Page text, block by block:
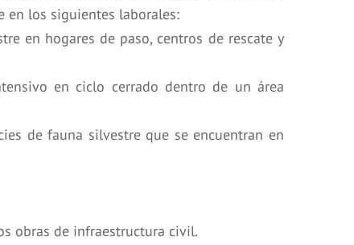
en los siguientes laborales:
en hogares de paso, centros de rescate y
en ciclo cerrado dentro de un área
de fauna silvestre que se encuentran en
obras de infraestructura civil.